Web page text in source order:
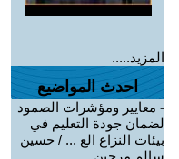
المزيد.....
احدث المواضيع
- معايير ومؤشرات الصمود
لضمان جودة التعليم في
بيئات النزاع الع ... / حسين
سالم مرجين